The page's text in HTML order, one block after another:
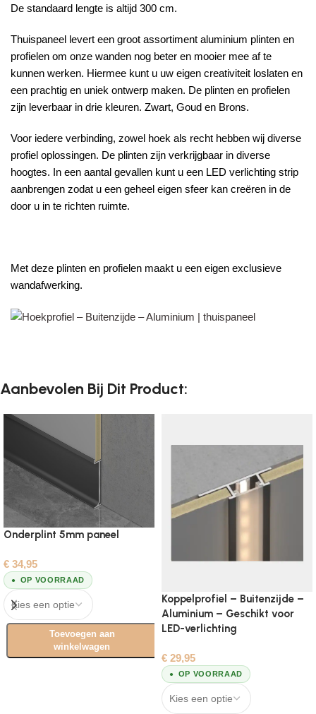
De standaard lengte is altijd 300 cm.
Thuispaneel levert een groot assortiment aluminium plinten en
profielen om onze wanden nog beter en mooier mee af te
kunnen werken. Hiermee kunt u uw eigen creativiteit loslaten en
een prachtig en uniek ontwerp maken. De plinten en profielen
zijn leverbaar in drie kleuren. Zwart, Goud en Brons.
Voor iedere verbinding, zowel hoek als recht hebben wij diverse
profiel oplossingen. De plinten zijn verkrijgbaar in diverse
hoogtes. In een aantal gevallen kunt u een LED verlichting strip
aanbrengen zodat u een geheel eigen sfeer kan creëren in de
door u in te richten ruimte.
Met deze plinten en profielen maakt u een eigen exclusieve
wandafwerking.
Aanbevolen Bij Dit Product:
Onderplint 5mm paneel
€ 34,95
OP VOORRAAD
Toevoegen aan
winkelwagen
Koppelprofiel – Buitenzijde –
Aluminium – Geschikt voor
LED-verlichting
€ 29,95
OP VOORRAAD